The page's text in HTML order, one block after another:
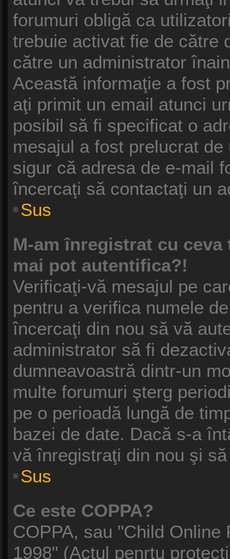
forumuri obligă ca
trebuie activat fie de către
către un administrator
Această informaţie a fost
aţi primit un email atunci
posibil să fi specificat o
mesajul a fost prelucrat
sigur că adresa de e-mail
încercaţi să contactaţi un
Sus
M-am înregistrat cu
mai pot autentifica?!
Verificaţi-vă mesajul pe
pentru a verifica numele
încercaţi din nou să vă
administrator să fi
dumneavoastră dintr-un
multe forumuri şterg
pe o perioadă lungă de
bazei de date. Dacă s-a
vă înregistraţi din nou şi
Sus
Ce este COPPA?
COPPA, sau "Child
1998" (Actul penrtu